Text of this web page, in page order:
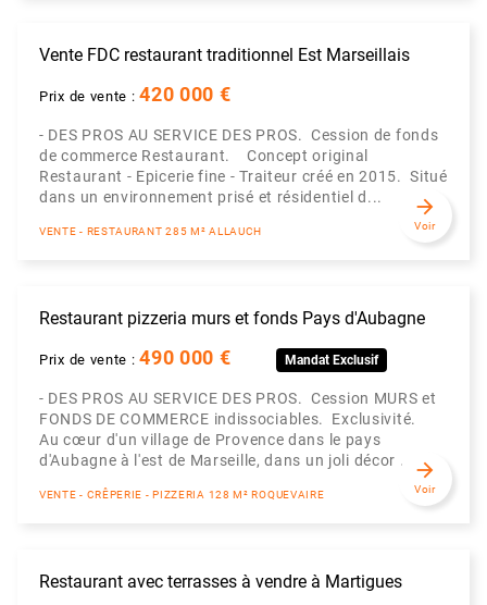
Vente FDC restaurant traditionnel Est Marseillais
Prix de vente :420 000 €
- DES PROS AU SERVICE DES PROS. Cession de fonds
de commerce Restaurant. Concept original
Restaurant - Epicerie fine - Traiteur créé en 2015. Situé
dans un environnement prisé et résidentiel d...
VENTE - RESTAURANT 285 M² ALLAUCH
arrow_forward
Voir
Restaurant pizzeria murs et fonds Pays d'Aubagne
Prix de vente :490 000 € Mandat Exclusif
- DES PROS AU SERVICE DES PROS. Cession MURS et
FONDS DE COMMERCE indissociables. Exclusivité.
Au cœur d'un village de Provence dans le pays
d'Aubagne à l'est de Marseille, dans un joli décor ...
VENTE - CRÊPERIE - PIZZERIA 128 M² ROQUEVAIRE
arrow_forward
Voir
Restaurant avec terrasses à vendre à Martigues